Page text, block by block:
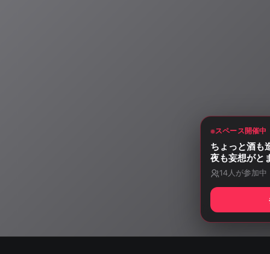
スペース開催中
ちょっと酒も
夜も妄想がと
14人が参加中